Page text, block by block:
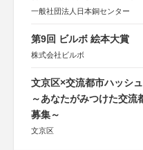
一般社団法人日本銅センター
第9回 ビルボ 絵本大賞
株式会社ビルボ
文京区×交流都市ハッシ
～あなたがみつけた交流
募集～
文京区